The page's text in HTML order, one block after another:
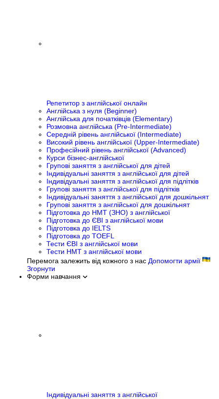
Репетитор з англійської онлайн
Англійська з нуля (Beginner)
Англійська для початківців (Elementary)
Розмовна англійська (Pre-Intermediate)
Середній рівень англійської (Intermediate)
Високий рівень англійської (Upper-Intermediate)
Професійний рівень англійської (Advanced)
Курси бізнес-англійської
Групові заняття з англійської для дітей
Індивідуальні заняття з англійської для дітей
Індивідуальні заняття з англійської для підлітків
Групові заняття з англійської для підлітків
Індивідуальні заняття з англійської для дошкільнят
Групові заняття з англійської для дошкільнят
Підготовка до НМТ (ЗНО) з англійської
Підготовка до ЄВІ з англійської мови
Підготовка до IELTS
Підготовка до TOEFL
Тести ЄВІ з англійської мови
Тести НМТ з англійської мови
Перемога залежить від кожного з нас Допомогти армії
Згорнути
Форми навчання
Індивідуальні заняття з англійської